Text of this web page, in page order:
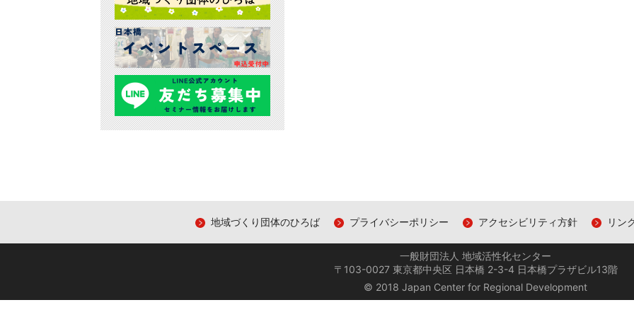
地域づくり団体のひろば プライバシーポリシー アクセシビリティ方針 リン
一般財団法人 地域活性化センター
〒103-0027 東京都中央区 日本橋 2-3-4 日本橋プラザビル13階
© 2018 Japan Center for Regional Development